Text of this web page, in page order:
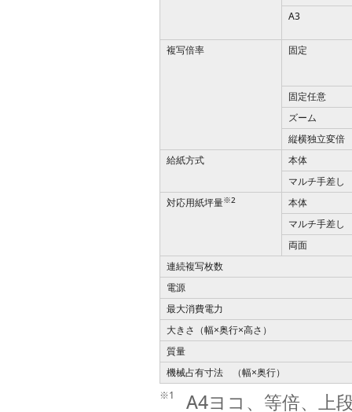
A3
複写倍率 固定
固定任意
ズーム
縦横独立変倍
給紙方式
本体
マルチ手差し
対応用紙坪量※2
本体
マルチ手差し
両面
連続複写枚数
電源
最大消費電力
大きさ（幅×奥行×高さ）
質量
機械占有寸法 （幅×奥行）
※1
A4ヨコ、等倍、上